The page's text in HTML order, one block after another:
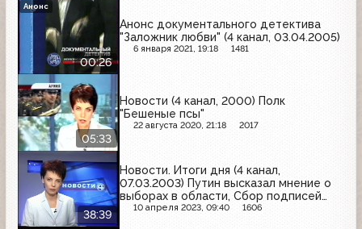
00:26
Анонс документального детектива
"Заложник любви" (4 канал, 03.04.2005)
6 января 2021, 19:18 1481
Анонс
05:33
Новости (4 канал, 2000) Полк
"Бешеные псы"
22 августа 2020, 21:18 2017
38:39
Новости. Итоги дня (4 канал,
07.03.2003) Путин высказал мнение о
выборах в области, Сбор подписей
против повышения тарифов,
10 апреля 2023, 09:40 1606